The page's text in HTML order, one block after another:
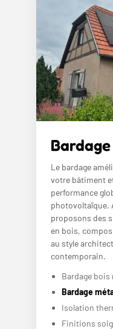
Le bardage
votre bâtiment
performance
photovoltaïque.
proposons des
en bois,
au style
contemporain.
Bardage
Bardage
Isolation
Finitions